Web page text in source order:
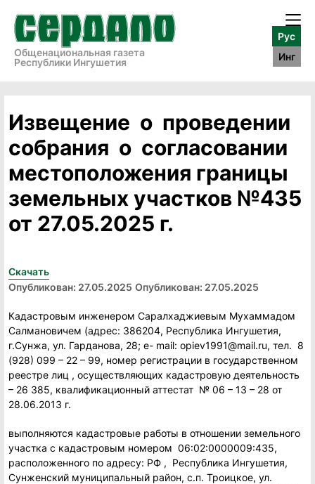
Общенациональная газета
Республики Ингушетия
Рус
Инг
Извещение о проведении
собрания о согласовании
местоположения границы
земельных участков №435
от 27.05.2025 г.
Скачать
Опубликован: 27.05.2025 Опубликован: 27.05.2025
Кадастровым инженером Саралхаджиевым Мухаммадом
Салмановичем (адрес: 386204, Республика Ингушетия,
г.Сунжа, ул. Гарданова, 28; е- mail: opiev1991@mail.ru, тел. 8
(928) 099 – 22 – 99, номер регистрации в государственном
реестре лиц , осуществляющих кадастровую деятельность
– 26 385, квалификационный аттестат № 06 – 13 – 28 от
28.06.2013 г.
выполняются кадастровые работы в отношении земельного
участка с кадастровым номером 06:02:0000009:435,
расположенного по адресу: РФ , Республика Ингушетия,
Сунженский муниципальный район, с.п. Троицкое, ул.